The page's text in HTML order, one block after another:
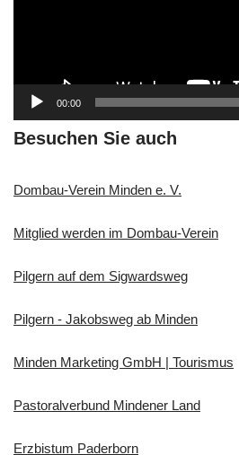
e
00:00
Besuchen Sie auch
Dombau-Verein Minden e. V.
Mitglied werden im Dombau-Verein
Pilgern auf dem Sigwardsweg
Pilgern - Jakobsweg ab Minden
Minden Marketing GmbH | Tourismus
Pastoralverbund Mindener Land
Erzbistum Paderborn